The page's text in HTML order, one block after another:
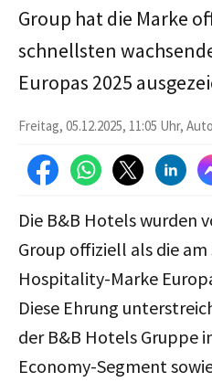
Group hat die Marke
schnellsten
Europas 2025
Freitag, 05.12.2025, 11:05 Uhr,
Die B&B Hotels wurden
Group offiziell als die
Hospitality-Marke
Diese Ehrung
der B&B Hotels Gruppe
Economy-Segment